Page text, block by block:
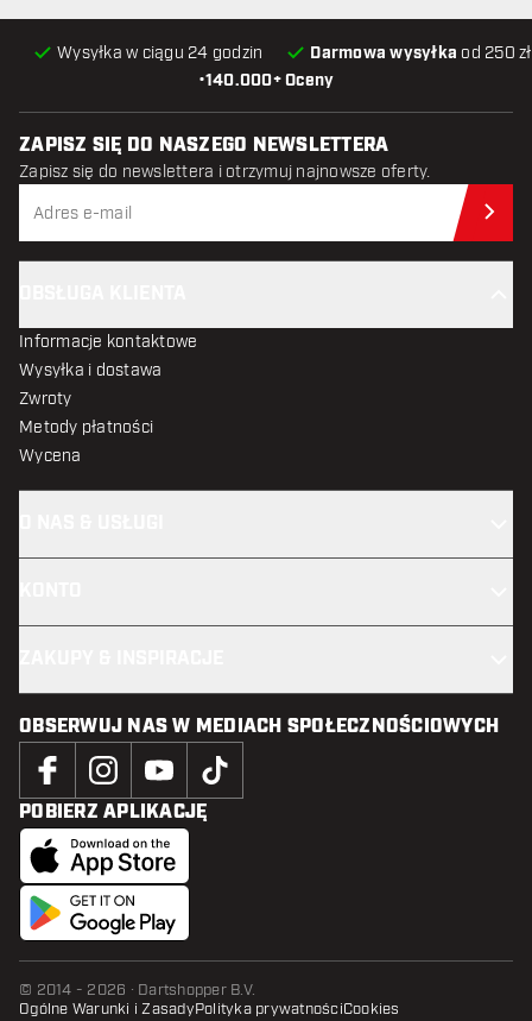
•140.000+ Oceny
Wysyłka w ciągu 24 godzin Darmowa wysyłka od 250
ZAPISZ SIĘ DO NASZEGO NEWSLETTERA
Zapisz się do newslettera i otrzymuj najnowsze oferty.
Informacje kontaktowe
Wysyłka i dostawa
Zwroty
Metody płatności
Wycena
OBSERWUJ NAS W MEDIACH SPOŁECZNOŚCIOWYCH
POBIERZ APLIKACJĘ
© 2014 - 2026 · Dartshopper B.V.
Ogólne Warunki i ZasadyPolityka prywatnościCookies